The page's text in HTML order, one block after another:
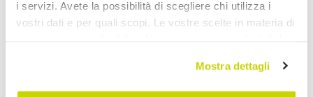
i servizi. Avete la possibilità di scegliere chi utilizza i
vostri dati e per quali scopi. Le vostre scelte in materia di
modificare o revocare il proprio consenso in qualsiasi
momento dalla Dichiarazione sui cookie o facendo clic
Mostra dettagli
Høj kvalitet bomuldshåndklæder til badeværelset design
fremstillet i Italien.
familiemedlemmer kan tørre deres hænder, ansigt og hver del af
af badeværelset.